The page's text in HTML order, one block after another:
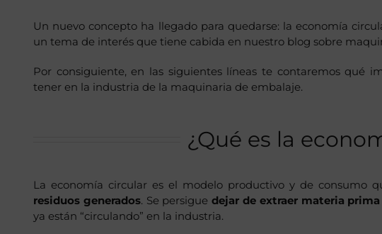
Un nuevo concepto ha llegado para quedarse: la economía
un tema de interés que tiene cabida en nuestro blog sobre
Por consiguiente, en las siguientes líneas te contaremos qué
tener en la industria de la maquinaria de embalaje.
¿Qué es la
La economía circular es el modelo productivo y de consumo
residuos generados. Se persiguedejar de extraer materia
ya están “circulando” en la industria.